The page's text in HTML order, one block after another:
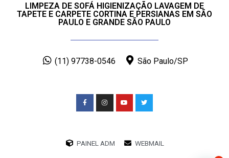
LIMPEZA DE SOFÁ HIGIENIZAÇÃO LAVAGEM DE
TAPETE E CARPETE CORTINA E PERSIANAS EM SÃO
PAULO E GRANDE SÃO PAULO
(11) 97738-0546 São Paulo/SP
PAINEL ADM WEBMAIL